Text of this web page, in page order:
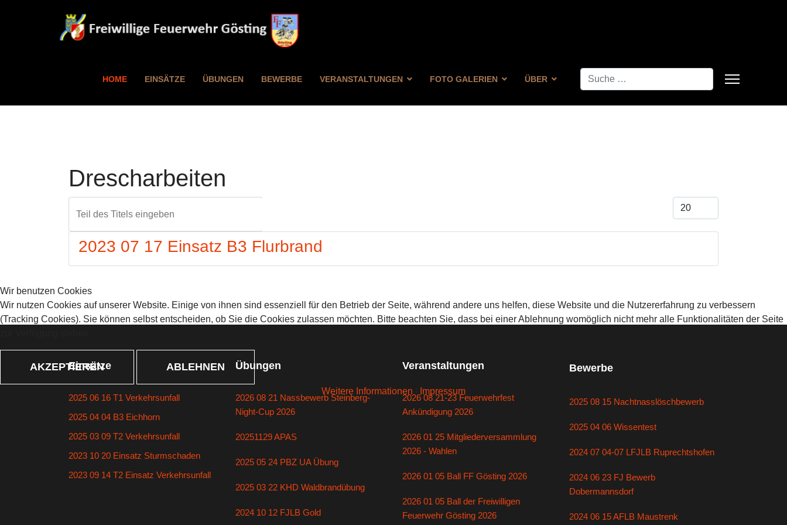
HOME EINSÄTZE ÜBUNGEN BEWERBE VERANSTALTUNGEN FOTO GALERIEN ÜBER Suchen
Drescharbeiten
Anzeige #
2023 07 17 Einsatz B3 Flurbrand
Einsätze
2025 06 16 T1 Verkehrsunfall
2025 04 04 B3 Eichhorn
2025 03 09 T2 Verkehrsunfall
2023 10 20 Einsatz Sturmschaden
2023 09 14 T2 Einsatz Verkehrsunfall
Übungen
2026 08 21 Nassbewerb Steinberg-
Night-Cup 2026
20251129 APAS
2025 05 24 PBZ UA Übung
2025 03 22 KHD Waldbrandübung
2024 10 12 FJLB Gold
Veranstaltungen
2026 08 21-23 Feuerwehrfest
Ankündigung 2026
2026 01 25 Mitgliederversammlung
2026 - Wahlen
2026 01 05 Ball FF Gösting 2026
2026 01 05 Ball der Freiwilligen
Feuerwehr Gösting 2026
Bewerbe
2025 08 15 Nachtnasslöschbewerb
2025 04 06 Wissentest
2024 07 04-07 LFJLB Ruprechtshofen
2024 06 23 FJ Bewerb
Dobermannsdorf
2024 06 15 AFLB Maustrenk
Wir benutzen Cookies
Wir nutzen Cookies auf unserer Website. Einige von ihnen sind essenziell für den Betrieb der Seite, während andere uns helfen, diese Website und die Nutzererfahrung zu verbessern
(Tracking Cookies). Sie können selbst entscheiden, ob Sie die Cookies zulassen möchten. Bitte beachten Sie, dass bei einer Ablehnung womöglich nicht mehr alle Funktionalitäten der Seite
AKZEPTIEREN ABLEHNEN
Weitere Informationen Impressum